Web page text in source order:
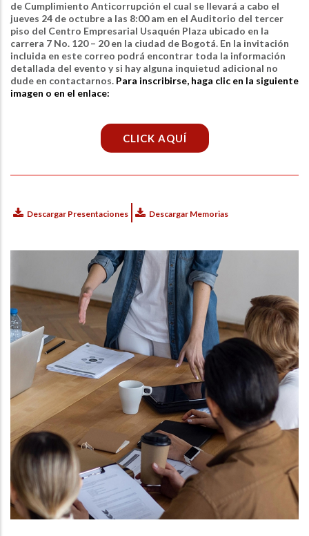
de Cumplimiento Anticorrupción el cual se llevará a cabo el
jueves 24 de octubre a las 8:00 am en el Auditorio del tercer
piso del Centro Empresarial Usaquén Plaza ubicado en la
carrera 7 No. 120 – 20 en la ciudad de Bogotá. En la invitación
incluida en este correo podrá encontrar toda la información
detallada del evento y si hay alguna inquietud adicional no
dude en contactarnos. Para inscribirse, haga clic en la siguiente
imagen o en el enlace:
CLICK AQUÍ
Descargar Presentaciones Descargar Memorias